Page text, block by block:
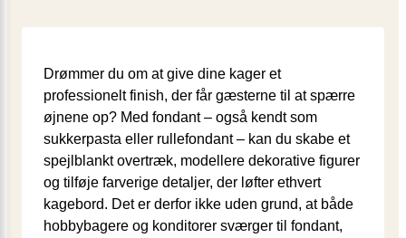
Drømmer du om at give dine kager et
professionelt finish, der får gæsterne til at spærre
øjnene op? Med fondant – også kendt som
sukkerpasta eller rullefondant – kan du skabe et
spejlblankt overtræk, modellere dekorative figurer
og tilføje farverige detaljer, der løfter ethvert
kagebord. Det er derfor ikke uden grund, at både
hobbybagere og konditorer sværger til fondant,